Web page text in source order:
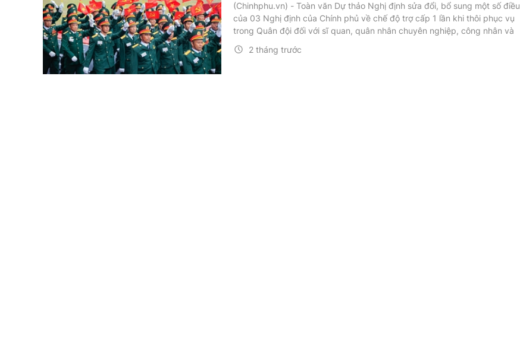
2 tháng trước
(Chinhphu.vn) - Toàn văn Dự thảo Nghị định sửa đổi, bổ sung một số điều
của 03 Nghị định của Chính phủ về chế độ trợ cấp 1 lần khi thôi phục vụ
trong Quân đội đối với sĩ quan, quân nhân chuyên nghiệp, công nhân và
viên chức quốc phòng.